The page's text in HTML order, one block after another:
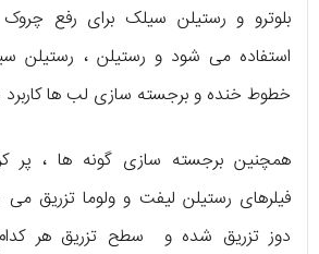
بلوترو و رستیلن سیلک برای رفع
استفاده می شود و رستیلن ، رستیلن
خطوط خنده و برجسته سازی لب ها کاربرد
همچنین برجسته سازی گونه ها ، پر
فیلرهای رستیلن لیفت و ولوما تزریق
دوز تزریق شده و سطح تزریق هر